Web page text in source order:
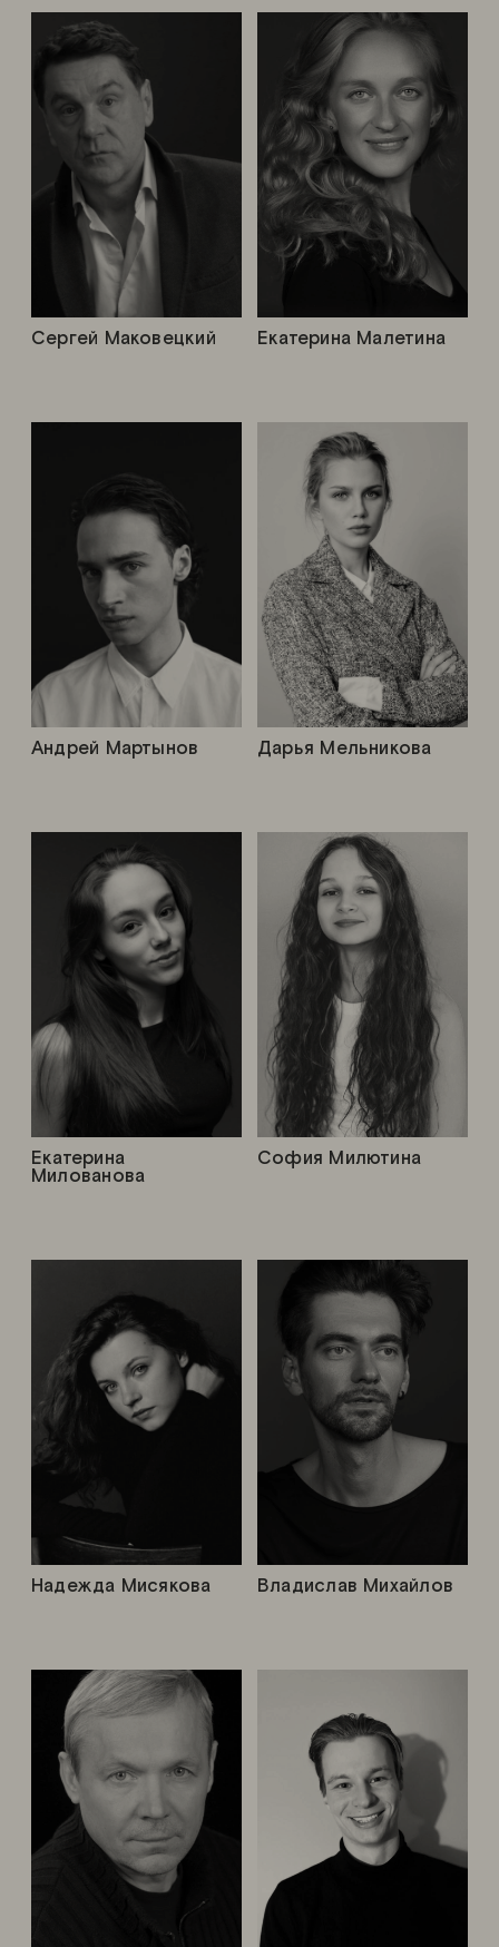
Сергей Маковецкий
Дарья Мельникова
Надежда Мисякова
Андрей Мартынов
Екатерина Малетина
Владислав Михайлов
София Милютина
Екатерина
Милованова